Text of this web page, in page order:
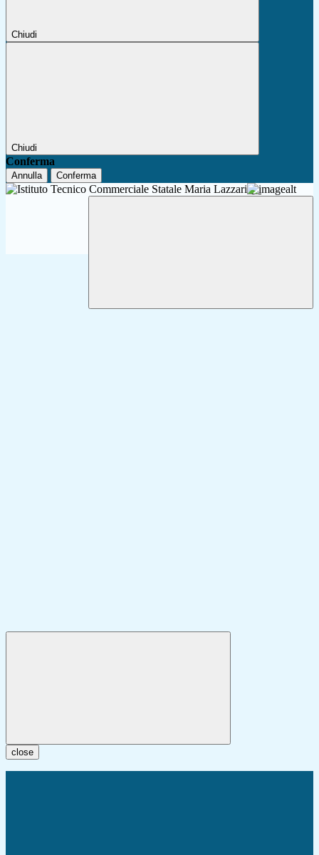
Chiudi
Chiudi
Conferma
Annulla Conferma
close